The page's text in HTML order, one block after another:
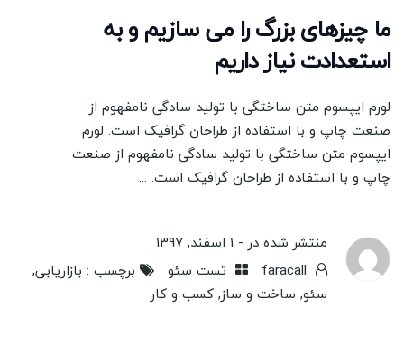
ما چیزهای بزرگ را می سازیم و به
استعدادت نیاز داریم
لورم ایپسوم متن ساختگی با تولید سادگی نامفهوم از
صنعت چاپ و با استفاده از طراحان گرافیک است. لورم
ایپسوم متن ساختگی با تولید سادگی نامفهوم از صنعت
چاپ و با استفاده از طراحان گرافیک است. ...
منتشر شده در - 1 اسفند, 1397
faracall
تست سئو برچسب : بازاریابی,
سئو, ساخت و ساز,کسب و کار